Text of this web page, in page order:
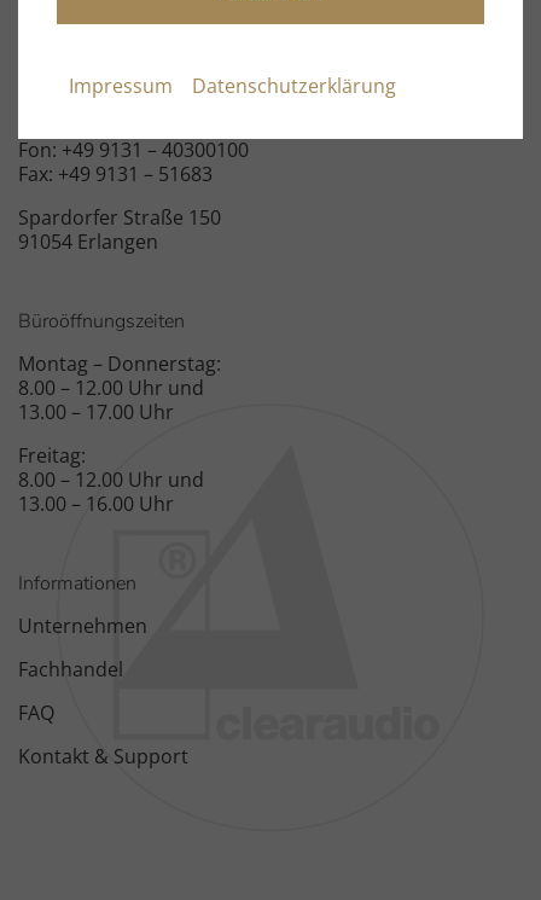
info@clearaudio.de
Fon: +49 9131 – 40300100
Fax: +49 9131 – 51683
Spardorfer Straße 150
91054 Erlangen
Büroöffnungszeiten
Montag – Donnerstag:
8.00 – 12.00 Uhr und
13.00 – 17.00 Uhr
Freitag:
8.00 – 12.00 Uhr und
13.00 – 16.00 Uhr
Informationen
Unternehmen
Fachhandel
FAQ
Kontakt & Support
Impressum Datenschutzerklärung